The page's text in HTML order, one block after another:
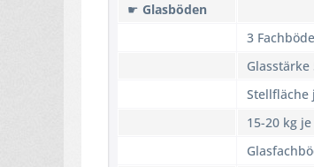
☛ Glasböden
3
Glasstärke
Stellfläche
15-20 kg